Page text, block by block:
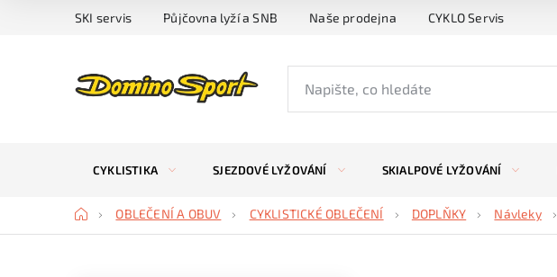
SKI servis Půjčovna lyží a SNB Naše prodejna CYKLO Servis
CYKLISTIKA SJEZDOVÉ LYŽOVÁNÍ SKIALPOVÉ LYŽOVÁNÍ
DomůOBLEČENÍ A OBUV CYKLISTICKÉ OBLEČENÍ DOPLŇKY Návleky